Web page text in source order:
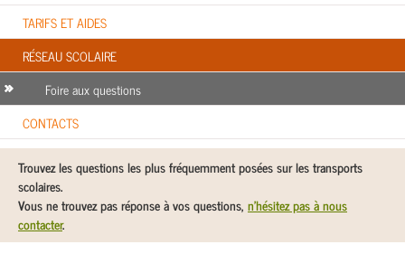
TARIFS ET AIDES
RÉSEAU SCOLAIRE
Foire aux questions
CONTACTS
Trouvez les questions les plus fréquemment posées sur les transports
scolaires.
Vous ne trouvez pas réponse à vos questions, n'hésitez pas à nous
contacter.